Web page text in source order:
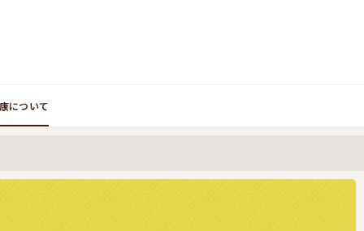
について